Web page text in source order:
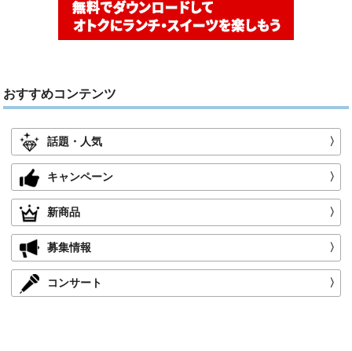
おすすめコンテンツ
話題・人気 〉
キャンペーン 〉
新商品 〉
募集情報 〉
コンサート 〉